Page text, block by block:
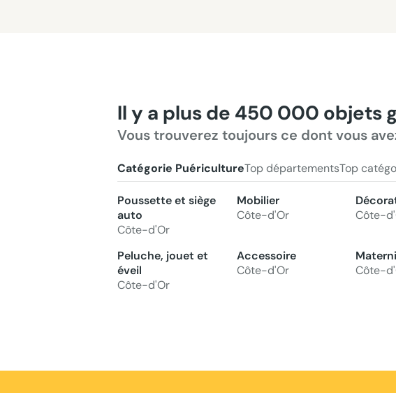
Il y a plus de 450 000 objets
Vous trouverez toujours ce dont vous
Catégorie PuéricultureTop départementsTop
Poussette et siège
auto
Côte-d'Or
Mobilier
Côte-d'Or
Côte-
Peluche, jouet et
éveil
Côte-d'Or
Accessoire
Côte-d'Or
Côte-